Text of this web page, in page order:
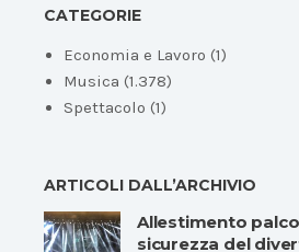
CATEGORIE
Economia e Lavoro (1)
Musica (1.378)
Spettacolo (1)
ARTICOLI DALL’ARCHIVIO
Allestimento
sicurezza del